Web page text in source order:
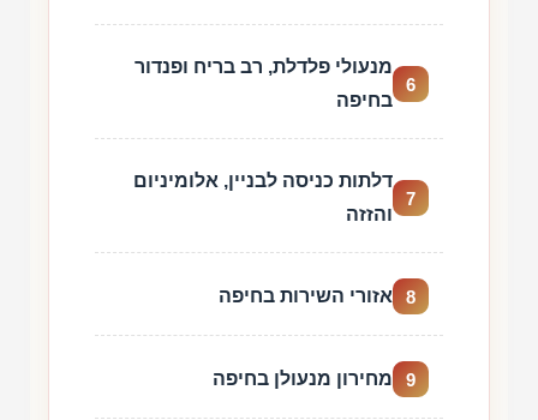
6
מנעולי פלדלת, רב בריח ופנדור
בחיפה
7
דלתות כניסה לבניין, אלומיניום
והזזה
8 אזורי השירות בחיפה
9 מחירון מנעולן בחיפה